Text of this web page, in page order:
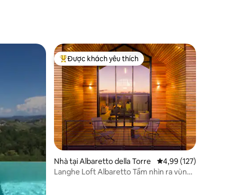
Được khách yêu thích nhất
Được khách yêu thích
Nhà tại Albaretto della Torre Xếp hạng trung bình
4,99 (127)
Langhe Loft Albaretto Tầm nhìn ra vùng